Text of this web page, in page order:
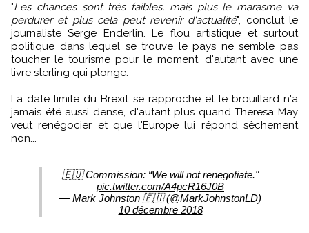
"Les chances sont très faibles, mais plus le marasme va
perdurer et plus cela peut revenir d'actualité", conclut le
journaliste Serge Enderlin. Le flou artistique et surtout
politique dans lequel se trouve le pays ne semble pas
toucher le tourisme pour le moment, d'autant avec une
livre sterling qui plonge.
La date limite du Brexit se rapproche et le brouillard n'a
jamais été aussi dense, d'autant plus quand Theresa May
veut renégocier et que l'Europe lui répond sèchement
non...
🇪🇺 Commission: “We will not renegotiate."
pic.twitter.com/A4pcR16J0B
— Mark Johnston 🇪🇺 (@MarkJohnstonLD)
10 décembre 2018